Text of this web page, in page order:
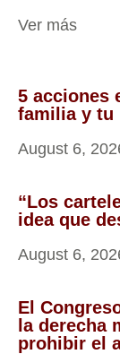
Ver más
5 acciones
familia y tu
August 6,
“Los
idea que
August 6,
El
la derecha
prohibir el